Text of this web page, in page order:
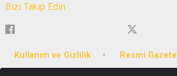
Bizi Takip Edin
Kullanım ve Gizlilik Resmi Gazete